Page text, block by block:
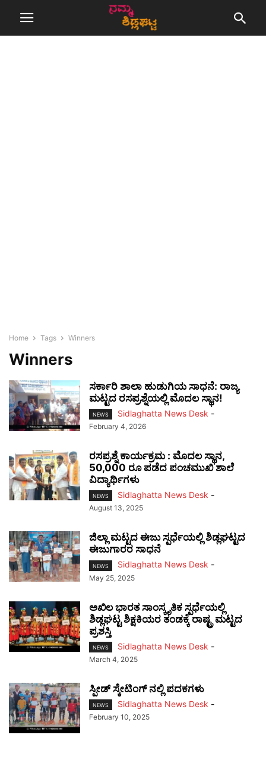
Home Tags Winners
Winners
ಸರ್ಕಾರಿ ಶಾಲಾ ಹುಡುಗಿಯ ಸಾಧನೆ: ರಾಜ್ಯ
ಮಟ್ಟದ ರಸಪ್ರಶ್ನೆಯಲ್ಲಿ ಮೊದಲ ಸ್ಥಾನ!
NEWS Sidlaghatta News Desk -
February 4, 2026
ರಸಪ್ರಶ್ನೆ ಕಾರ್ಯಕ್ರಮ : ಮೊದಲ ಸ್ಥಾನ,
50,000 ರೂ ಪಡೆದ ಪಂಚಮುಖಿ ಶಾಲೆ
ವಿದ್ಯಾರ್ಥಿಗಳು
NEWS Sidlaghatta News Desk -
August 13, 2025
ಜಿಲ್ಲಾ ಮಟ್ಟದ ಈಜು ಸ್ಪರ್ಧೆಯಲ್ಲಿ ಶಿಡ್ಲಘಟ್ಟದ
ಈಜುಗಾರರ ಸಾಧನೆ
NEWS Sidlaghatta News Desk -
May 25, 2025
ಅಖಿಲ ಭಾರತ ಸಾಂಸ್ಕೃತಿಕ ಸ್ಪರ್ಧೆಯಲ್ಲಿ
ಶಿಡ್ಲಘಟ್ಟ ಶಿಕ್ಷಕಿಯರ ತಂಡಕ್ಕೆ ರಾಷ್ಟ್ರ ಮಟ್ಟದ
ಪ್ರಶಸ್ತಿ
NEWS Sidlaghatta News Desk -
March 4, 2025
ಸ್ಪೀಡ್ ಸ್ಕೇಟಿಂಗ್ ನಲ್ಲಿ ಪದಕಗಳು
NEWS Sidlaghatta News Desk -
February 10, 2025